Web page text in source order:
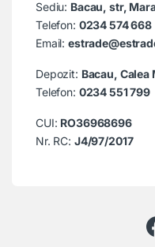
Sediu: Bacau, str,
Telefon: 0234 574 668
Email:
Depozit: Bacau,
Telefon: 0234 551 799
CUI: RO36968696
Nr. RC: J4/97/2017